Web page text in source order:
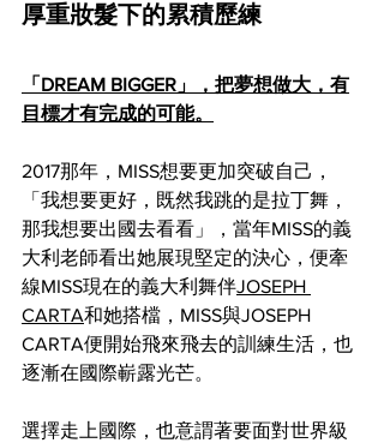
厚重妝髮下的累積歷練
「DREAM BIGGER」，把夢想做大，有
目標才有完成的可能。
2017那年，MISS想要更加突破自己，
「我想要更好，既然我跳的是拉丁舞，
那我想要出國去看看」，當年MISS的義
大利老師看出她展現堅定的決心，便牽
線MISS現在的義大利舞伴JOSEPH
CARTA和她搭檔，MISS與JOSEPH
CARTA便開始飛來飛去的訓練生活，也
逐漸在國際嶄露光芒。
選擇走上國際，也意謂著要面對世界級